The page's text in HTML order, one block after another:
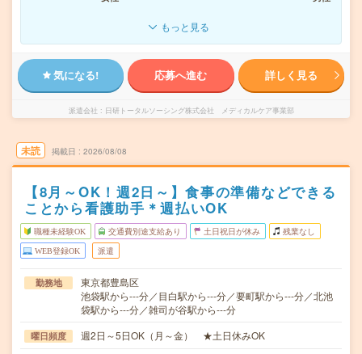
もっと見る
気になる! 応募へ進む 詳しく見る
派遣会社 日研トータルソーシング株式会社 メディカルケア事業部
未読 掲載日 2026/08/08
【8月～OK！週2日～】食事の準備などできる
ことから看護助手＊週払いOK
職種未経験OK 交通費別途支給あり 土日祝日が休み 残業なし
WEB登録OK 派遣
勤務地
東京都豊島区
池袋駅から---分／目白駅から---分／要町駅から---分／北池
袋駅から---分／雑司が谷駅から---分
曜日頻度 週2日～5日OK（月～金） ★土日休みOK